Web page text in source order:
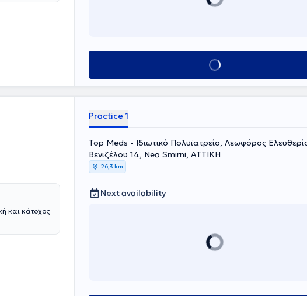
Book appointment
και κάτοχος
Practice 1
Top Meds - Ιδιωτικό Πολυϊατρείο, Λεωφόρος
Βενιζέλου 14, Nea Smirni, ΑΤΤΙΚΗ
26,3 km
Next availability